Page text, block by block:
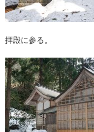
拝殿に参る。